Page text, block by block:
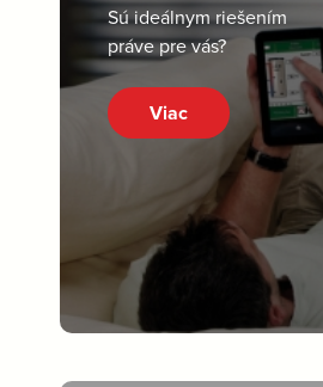
Sú ideálnym riešením
práve pre vás?
Viac